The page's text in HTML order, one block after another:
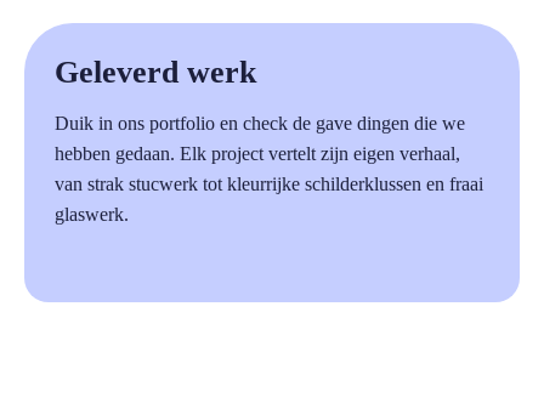
Geleverd werk
Duik in ons portfolio en check de gave dingen die we
hebben gedaan. Elk project vertelt zijn eigen verhaal,
van strak stucwerk tot kleurrijke schilderklussen en fraai
glaswerk.